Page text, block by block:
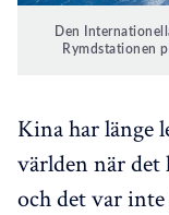
Den
Rymdstationen
Kina har länge
världen när
och det var